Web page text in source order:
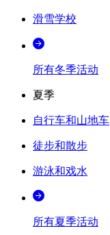
滑雪学校
所有冬季活动
夏季
自行车和山地车
徒步和散步
游泳和戏水
所有夏季活动